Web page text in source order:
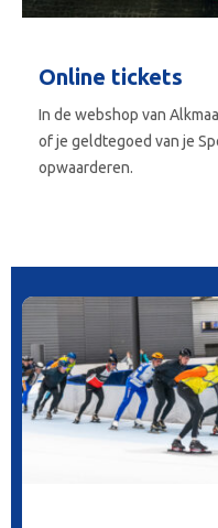
Online tickets
In de webshop van
of je geldtegoed van je
opwaarderen.